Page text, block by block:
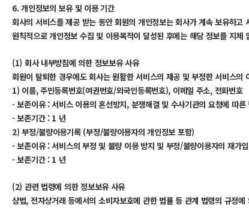
6. 개인정보의 보유 및 이용 기간
회사의 서비스를 제공 받는 동안 회원의 개인정보는 회사가 계속 보유하고
원칙적으로 개인정보 수집 및 이용목적이 달성된 후에는 해당 정보를 지
(1) 회사 내부방침에 의한 정보보유 사유
회원이 탈퇴한 경우에도 회사는 원활한 서비스의 제공 및 부정한 서비스
1) 이름, 주민등록번호(여권번호/외국인등록번호), 이메일 주소, 전화번호
- 보존이유 : 서비스 이용의 혼선방지, 분쟁해결 및 수사기관의 요청에 따른
- 보존기간 : 1 년
2) 부정/불량이용기록 (부정/불량이용자의 개인정보 포함)
- 보존이유 : 서비스의 부정 및 불량 이용 방지 및 부정/불량이용자의 재가
- 보존기간 : 1 년
(2) 관련 법령에 의한 정보보유 사유
상법, 전자상거래 등에서의 소비자보호에 관한 법률 등 관계 법령의 규정